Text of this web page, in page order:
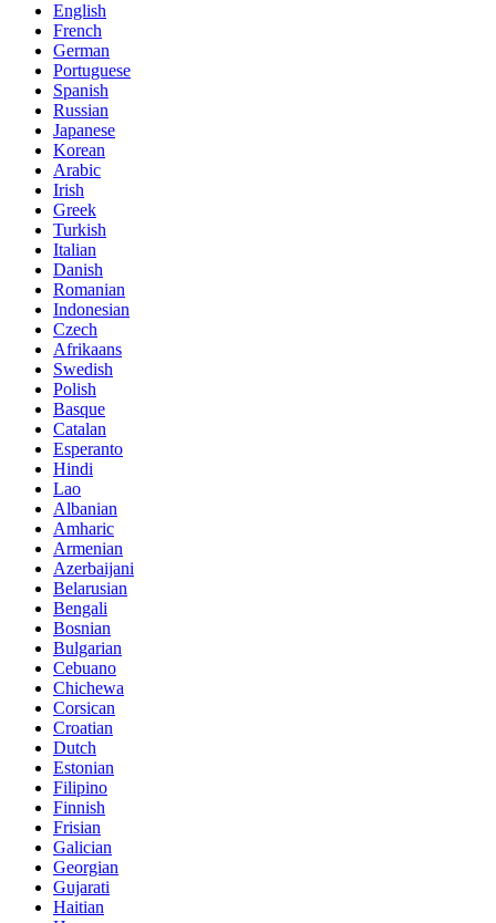
English
French
German
Portuguese
Spanish
Russian
Japanese
Korean
Arabic
Irish
Greek
Turkish
Italian
Danish
Romanian
Indonesian
Czech
Afrikaans
Swedish
Polish
Basque
Catalan
Esperanto
Hindi
Lao
Albanian
Amharic
Armenian
Azerbaijani
Belarusian
Bengali
Bosnian
Bulgarian
Cebuano
Chichewa
Corsican
Croatian
Dutch
Estonian
Filipino
Finnish
Frisian
Galician
Georgian
Gujarati
Haitian